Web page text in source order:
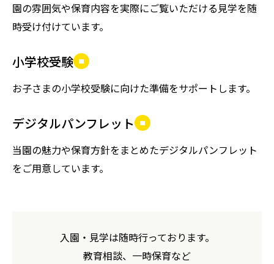
園の雰囲気や保育内容を実際にご覧いただける見学を随
時受け付けています。
小学校受験
お子さまの小学校受験に向けた準備をサポートします。
デジタルパンフレット
当園の魅力や保育方針をまとめたデジタルパンフレット
をご用意しています。
入園・見学は随時行っております。
教育相談、一時保育など